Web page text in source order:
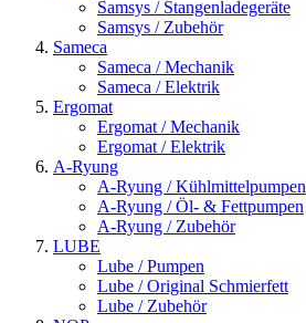
Samsys / Stangenladegeräte
Samsys / Zubehör
Sameca
Sameca / Mechanik
Sameca / Elektrik
Ergomat
Ergomat / Mechanik
Ergomat / Elektrik
A-Ryung
A-Ryung / Kühlmittelpumpen
A-Ryung / Öl- & Fettpumpen
A-Ryung / Zubehör
LUBE
Lube / Pumpen
Lube / Original Schmierfett
Lube / Zubehör